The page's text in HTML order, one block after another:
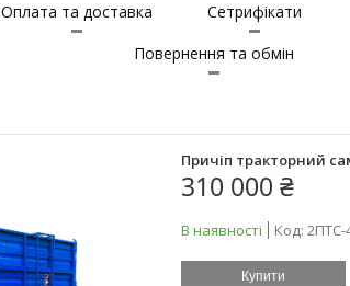
Оплата та доставка
Сетрифікати
Повернення та обмін
Причіп тракторний
310 000 ₴
В наявності Код: 2ПТС-
Купити